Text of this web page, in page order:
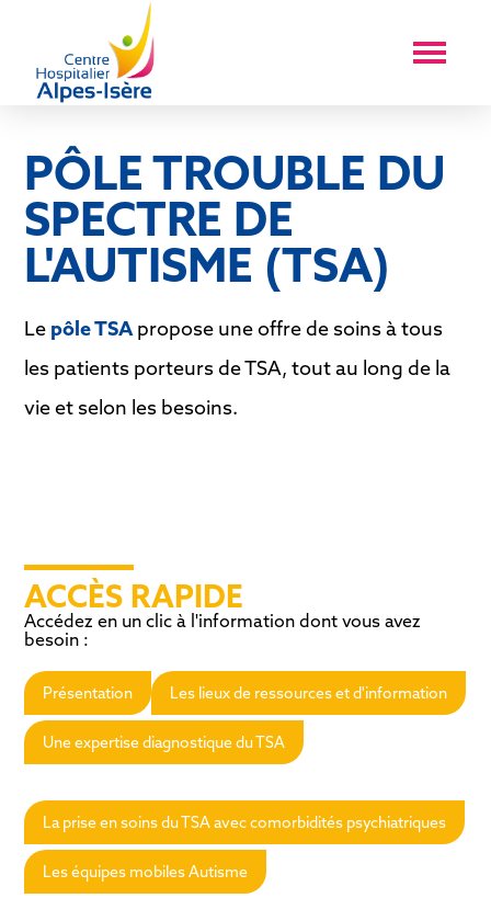
PÔLE TROUBLE DU
SPECTRE DE
L'AUTISME (TSA)
Le pôle TSApropose une offre de soins à tous
les patients porteurs de TSA, tout au long de la
vie et selon les besoins.
ACCÈS RAPIDE
Accédez en un clic à l'information dont vous avez
besoin :
Présentation Les lieux de ressources et d'information
Une expertise diagnostique du TSA
La prise en soins du TSA avec comorbidités psychiatriques
Les équipes mobiles Autisme